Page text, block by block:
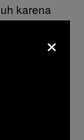
karena
234
298
×